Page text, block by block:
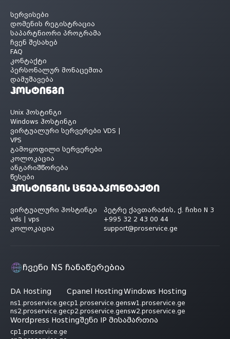
სერვისები
დომენის რეგისტრაცია
საპარტნიორი პროგრამა
ჩვენ შესახებ
FAQ
კონტაქტი
პერსონალურ მონაცემთა
დამუშავება
ჰოსტინგი
Unix ჰოსტინგი
Windows ჰოსტინგი
ვირტუალური სერვერები VDS |
VPS
გამოყოფილი სერვერები
კოლოკაცია
ანგარიშწორება
წესები
ჰოსტინგის ცნება
ვირტუალური ჰოსტინგი
vds | vps
კოლოკაცია
კონტაქტი
პეტრე ქავთარაძის, ქ. ჩიხი N 3
+995 32 2 43 00 44
support@proservice.ge
ჩვენი NS ჩანაწერებია
DA Hosting
ns1.proservice.ge
ns2.proservice.ge
Cpanel Hosting
cp1.proservice.ge
cp2.proservice.ge
Windows Hosting
nsw1.proservice.ge
nsw2.proservice.ge
Wordpress Hosting
cp1.proservice.ge
შენი IP მისამართია